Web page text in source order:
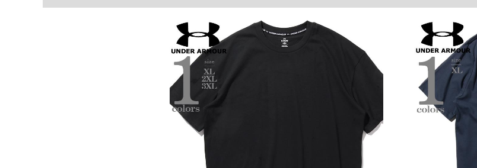
※上記サイズが実際の商品に付いているタグのサイズ表記と異なる場合があります。お取り扱い前に
商品付属タグの記載もご確認下さい。
※当店での掲載商品は、実店鋪と在庫を共用しておりますので店頭での売り違い、店舗からのお取り
寄せ等により、お客様にご迷惑をお掛けしてしまう場合がございます。そのようなことがない様最大
限に努めておりますが、もしあった場合速やかにご連絡させて頂きますので予めご了承ください。
※【ボトムの裾上げをご希望の場合】
裾上げ料金は500円+税となります。
備考欄に股下●cmとご記入下さい。（裾上げ無料対象商品は1本につき税込6,000円以上の品が対象。
1本5,999円以下の商品は有料（500円+税）となります。）
出荷まで約1週間～20日間程お時間を頂く場合がございます。
尚、裾上げした商品は返品・交換不可となりますので、予めご了承下さい。
一部、お直しに対応出来ない商品がございます。(例：裾にファスナーや調節ひもが付いている、極